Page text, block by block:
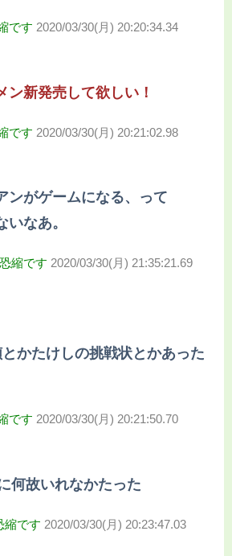
です 2020/03/30(月) 20:20:34.34
ン新発売して欲しい！
です 2020/03/30(月) 20:21:02.98
ンがゲームになる、って
なあ。
縮です 2020/03/30(月) 21:35:21.69
かたけしの挑戦状とかあった
です 2020/03/30(月) 20:21:50.70
何故いれなかたった
縮です 2020/03/30(月) 20:23:47.03